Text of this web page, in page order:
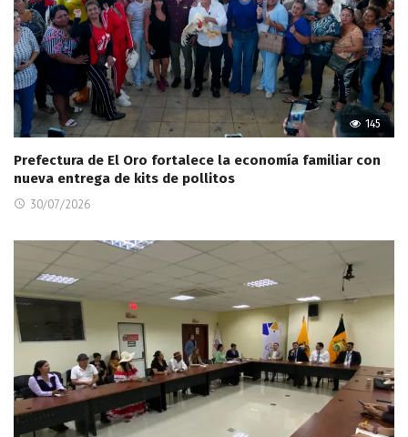
145
Prefectura de El Oro fortalece la economía familiar con
nueva entrega de kits de pollitos
30/07/2026